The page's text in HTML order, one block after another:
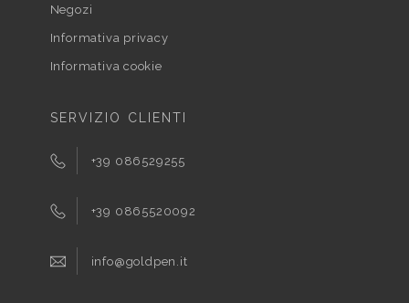
Negozi
Informativa privacy
Informativa cookie
SERVIZIO CLIENTI
+39 086529255
+39 0865520092
info@goldpen.it